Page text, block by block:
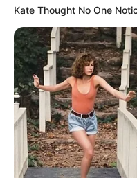
Kate Thought No One